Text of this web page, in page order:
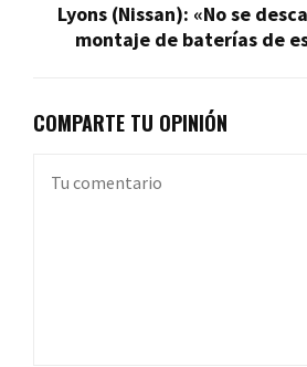
Lyons (Nissan): «No se
montaje de baterías de
COMPARTE TU OPINIÓN